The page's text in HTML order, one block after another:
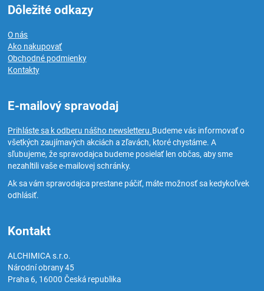
Dôležité odkazy
O nás
Ako nakupovať
Obchodné podmienky
Kontakty
E-mailový spravodaj
Prihláste sa k odberu nášho newsletteru.Budeme vás informovať o
všetkých zaujímavých akciách a zľavách, ktoré chystáme. A
sľubujeme, že spravodajca budeme posielať len občas, aby sme
nezahltili vaše e-mailovej schránky.
Ak sa vám spravodajca prestane páčiť, máte možnosť sa kedykoľvek
odhlásiť.
Kontakt
ALCHIMICA s.r.o.
Národní obrany 45
Praha 6, 16000Česká republika